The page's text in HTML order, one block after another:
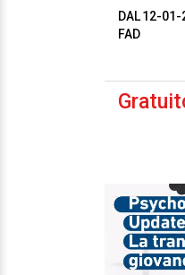
DAL 12-01-
FAD